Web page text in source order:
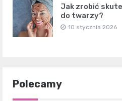
Jak zrobić
do twarzy?
10 stycznia 2026
Polecamy